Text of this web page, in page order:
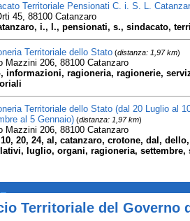
Territoriale Pensionati C. i. S. L.
45, 88100 Catanzaro
i., l., pensionati, s., sindacato,
Territoriale dello Stato(distanza: 1,97 km)
Mazzini 206, 88100 Catanzaro
informazioni, ragioneria, ragionerie,
Territoriale dello Stato (dal 20 Luglio al
al 5 Gennaio)(distanza: 1,97 km)
Mazzini 206, 88100 Catanzaro
20, 24, al, catanzaro, crotone, dal,
luglio, organi, ragioneria, settembre,
Territoriale del Governo